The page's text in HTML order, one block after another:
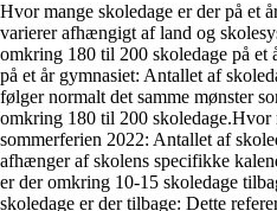
Hvor mange skoledage er der på et
varierer afhængigt af land og
omkring 180 til 200 skoledage på et
på et år gymnasiet: Antallet af
følger normalt det samme mønster
omkring 180 til 200 skoledage.Hvor
sommerferien 2022: Antallet af
afhænger af skolens specifikke
er der omkring 10-15 skoledage
skoledage er der tilbage: Dette